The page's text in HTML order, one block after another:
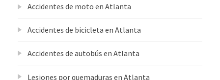
Accidentes de moto en Atlanta
Accidentes de bicicleta en Atlanta
Accidentes de autobús en Atlanta
Lesiones por quemaduras en Atlanta